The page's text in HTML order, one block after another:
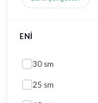
ENI
30 sm
25 sm